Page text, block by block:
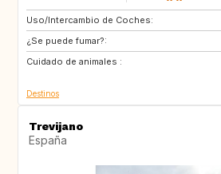
Uso/Intercambio de Coches:
¿Se puede fumar?:
Cuidado de animales :
ES
FR
Destinos
Trevijano
España